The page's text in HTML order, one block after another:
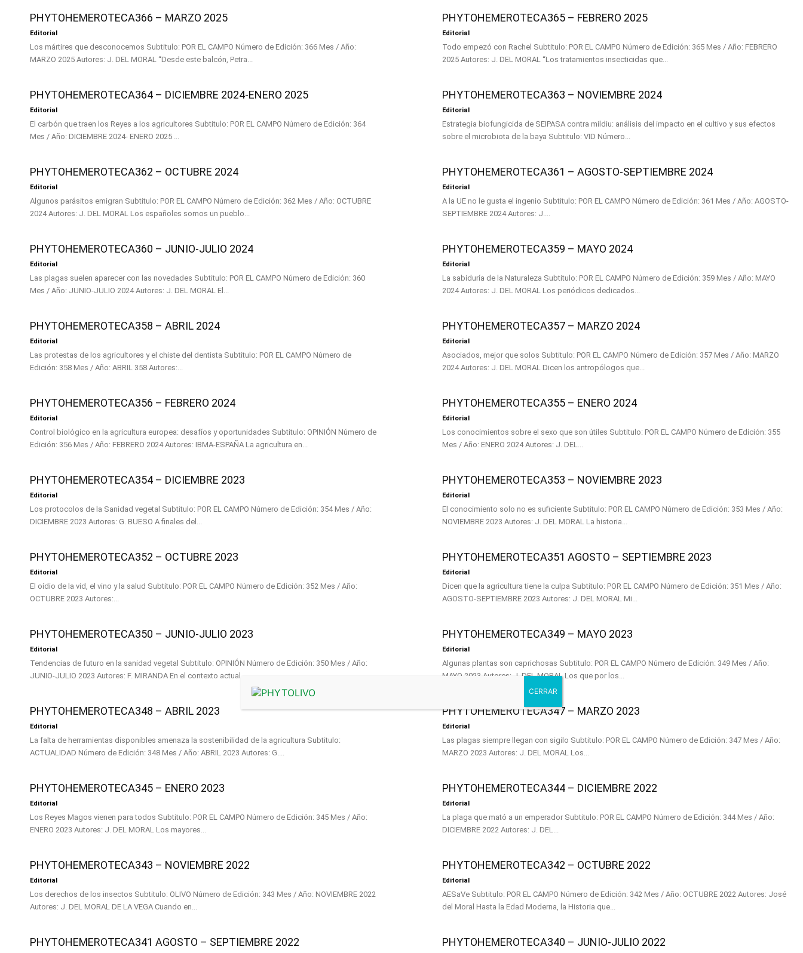
PHYTOHEMEROTECA366 – MARZO 2025
Editorial
Los mártires que desconocemos Subtitulo: POR EL CAMPO Número de Edición: 366 Mes / Año:
MARZO 2025 Autores: J. DEL MORAL “Desde este balcón, Petra...
PHYTOHEMEROTECA365 – FEBRERO 2025
Editorial
Todo empezó con Rachel Subtitulo: POR EL CAMPO Número de Edición: 365 Mes / Año: FEBRERO
2025 Autores: J. DEL MORAL “Los tratamientos insecticidas que...
PHYTOHEMEROTECA364 – DICIEMBRE 2024-ENERO 2025
Editorial
El carbón que traen los Reyes a los agricultores Subtitulo: POR EL CAMPO Número de Edición: 364
Mes / Año: DICIEMBRE 2024- ENERO 2025 ...
PHYTOHEMEROTECA363 – NOVIEMBRE 2024
Editorial
Estrategia biofungicida de SEIPASA contra mildiu: análisis del impacto en el cultivo y sus efectos
sobre el microbiota de la baya Subtitulo: VID Número...
PHYTOHEMEROTECA362 – OCTUBRE 2024
Editorial
Algunos parásitos emigran Subtitulo: POR EL CAMPO Número de Edición: 362 Mes / Año: OCTUBRE
2024 Autores: J. DEL MORAL Los españoles somos un pueblo...
PHYTOHEMEROTECA361 – AGOSTO-SEPTIEMBRE 2024
Editorial
A la UE no le gusta el ingenio Subtitulo: POR EL CAMPO Número de Edición: 361 Mes / Año: AGOSTO-
SEPTIEMBRE 2024 Autores: J....
PHYTOHEMEROTECA360 – JUNIO-JULIO 2024
Editorial
Las plagas suelen aparecer con las novedades Subtitulo: POR EL CAMPO Número de Edición: 360
Mes / Año: JUNIO-JULIO 2024 Autores: J. DEL MORAL El...
PHYTOHEMEROTECA359 – MAYO 2024
Editorial
La sabiduría de la Naturaleza Subtitulo: POR EL CAMPO Número de Edición: 359 Mes / Año: MAYO
2024 Autores: J. DEL MORAL Los periódicos dedicados...
PHYTOHEMEROTECA358 – ABRIL 2024
Editorial
Las protestas de los agricultores y el chiste del dentista Subtitulo: POR EL CAMPO Número de
Edición: 358 Mes / Año: ABRIL 358 Autores:...
PHYTOHEMEROTECA357 – MARZO 2024
Editorial
Asociados, mejor que solos Subtitulo: POR EL CAMPO Número de Edición: 357 Mes / Año: MARZO
2024 Autores: J. DEL MORAL Dicen los antropólogos que...
PHYTOHEMEROTECA356 – FEBRERO 2024
Editorial
Control biológico en la agricultura europea: desafíos y oportunidades Subtitulo: OPINIÓN Número de
Edición: 356 Mes / Año: FEBRERO 2024 Autores: IBMA-ESPAÑA La agricultura en...
PHYTOHEMEROTECA355 – ENERO 2024
Editorial
Los conocimientos sobre el sexo que son útiles Subtitulo: POR EL CAMPO Número de Edición: 355
Mes / Año: ENERO 2024 Autores: J. DEL...
PHYTOHEMEROTECA354 – DICIEMBRE 2023
Editorial
Los protocolos de la Sanidad vegetal Subtitulo: POR EL CAMPO Número de Edición: 354 Mes / Año:
DICIEMBRE 2023 Autores: G. BUESO A finales del...
PHYTOHEMEROTECA353 – NOVIEMBRE 2023
Editorial
El conocimiento solo no es suficiente Subtitulo: POR EL CAMPO Número de Edición: 353 Mes / Año:
NOVIEMBRE 2023 Autores: J. DEL MORAL La historia...
PHYTOHEMEROTECA352 – OCTUBRE 2023
Editorial
El oídio de la vid, el vino y la salud Subtitulo: POR EL CAMPO Número de Edición: 352 Mes / Año:
OCTUBRE 2023 Autores:...
PHYTOHEMEROTECA351 AGOSTO – SEPTIEMBRE 2023
Editorial
Dicen que la agricultura tiene la culpa Subtitulo: POR EL CAMPO Número de Edición: 351 Mes / Año:
AGOSTO-SEPTIEMBRE 2023 Autores: J. DEL MORAL Mi...
PHYTOHEMEROTECA350 – JUNIO-JULIO 2023
Editorial
Tendencias de futuro en la sanidad vegetal Subtitulo: OPINIÓN Número de Edición: 350 Mes / Año:
JUNIO-JULIO 2023 Autores: F. MIRANDA En el contexto actual,...
PHYTOHEMEROTECA349 – MAYO 2023
Editorial
Algunas plantas son caprichosas Subtitulo: POR EL CAMPO Número de Edición: 349 Mes / Año:
MAYO 2023 Autores: J. DEL MORAL Los que por los...
PHYTOHEMEROTECA348 – ABRIL 2023
Editorial
La falta de herramientas disponibles amenaza la sostenibilidad de la agricultura Subtitulo:
ACTUALIDAD Número de Edición: 348 Mes / Año: ABRIL 2023 Autores: G....
PHYTOHEMEROTECA347 – MARZO 2023
Editorial
Las plagas siempre llegan con sigilo Subtitulo: POR EL CAMPO Número de Edición: 347 Mes / Año:
MARZO 2023 Autores: J. DEL MORAL Los...
PHYTOHEMEROTECA345 – ENERO 2023
Editorial
Los Reyes Magos vienen para todos Subtitulo: POR EL CAMPO Número de Edición: 345 Mes / Año:
ENERO 2023 Autores: J. DEL MORAL Los mayores...
PHYTOHEMEROTECA344 – DICIEMBRE 2022
Editorial
La plaga que mató a un emperador Subtitulo: POR EL CAMPO Número de Edición: 344 Mes / Año:
DICIEMBRE 2022 Autores: J. DEL...
PHYTOHEMEROTECA343 – NOVIEMBRE 2022
Editorial
Los derechos de los insectos Subtitulo: OLIVO Número de Edición: 343 Mes / Año: NOVIEMBRE 2022
Autores: J. DEL MORAL DE LA VEGA Cuando en...
PHYTOHEMEROTECA342 – OCTUBRE 2022
Editorial
AESaVe Subtitulo: POR EL CAMPO Número de Edición: 342 Mes / Año: OCTUBRE 2022 Autores: José
del Moral Hasta la Edad Moderna, la Historia que...
PHYTOHEMEROTECA341 AGOSTO – SEPTIEMBRE 2022 PHYTOHEMEROTECA340 – JUNIO-JULIO 2022